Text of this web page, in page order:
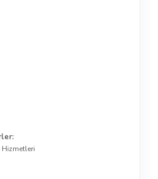
Hizmetleri